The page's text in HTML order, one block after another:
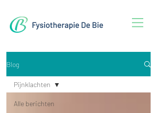
Blog
Alle berichten
Pijnklachten